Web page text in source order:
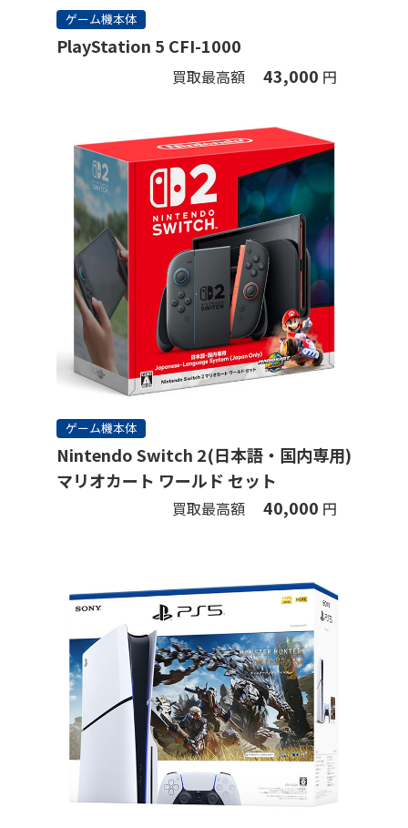
ゲーム機本体
PlayStation 5 CFI-1000
買取最高額 43,000 円
ゲーム機本体
Nintendo Switch 2(日本語・国内専用)
マリオカート ワールド セット
買取最高額 40,000 円